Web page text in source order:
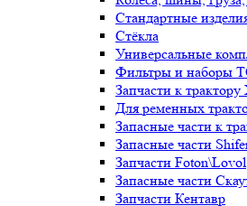
Стандартные
Стёкла
Универсальные
Фильтры и наборы
Запчасти к
Для ременных
Запасные части к
Запасные части
Запчасти Foton\Lovol
Запасные части
Запчасти Кентавр